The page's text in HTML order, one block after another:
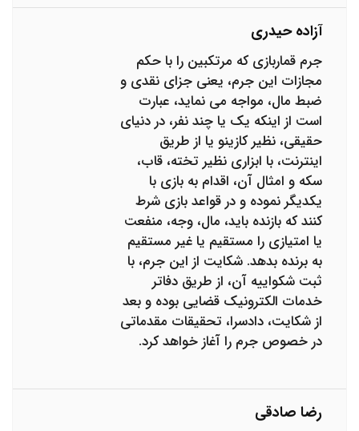
آزاده حیدری
جرم قماربازی که مرتکبین را با حکم
مجازات این جرم، یعنی جزای نقدی و
ضبط مال، مواجه می نماید، عبارت
است از اینکه یک یا چند نفر، در دنیای
حقیقی، نظیر کازینو یا از طریق
اینترنت، با ابزاری نظیر تخته، قاب،
سکه و امثال آن، اقدام به بازی با
یکدیگر نموده و در قواعد بازی شرط
کنند که بازنده باید، مال، وجه، منفعت
یا امتیازی را مستقیم یا غیر مستقیم
به برنده بدهد. شکایت از این جرم، با
ثبت شکواییه آن، از طریق دفاتر
خدمات الکترونیک قضایی بوده و بعد
از شکایت، دادسرا، تحقیقات مقدماتی
در خصوص جرم را آغاز خواهد کرد.
رضا صادقی